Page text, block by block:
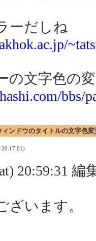
ーだしね
の文字色の
bbs/
ィンドウのタイトルの文字色変
20:17:01)
20:59:31 編
ざいます。